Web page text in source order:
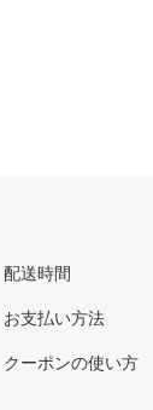
配送時間
お支払い方法
クーポンの使い方